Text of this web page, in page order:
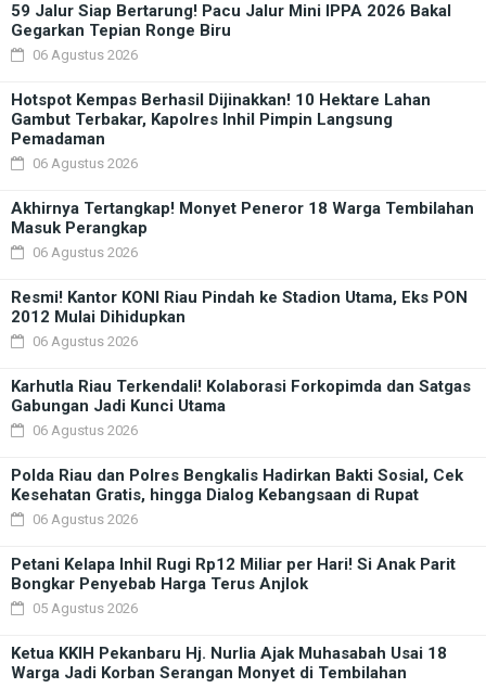
59 Jalur Siap Bertarung! Pacu Jalur Mini IPPA 2026 Bakal
Gegarkan Tepian Ronge Biru
06 Agustus 2026
Hotspot Kempas Berhasil Dijinakkan! 10 Hektare Lahan
Gambut Terbakar, Kapolres Inhil Pimpin Langsung
Pemadaman
06 Agustus 2026
Akhirnya Tertangkap! Monyet Peneror 18 Warga Tembilahan
Masuk Perangkap
06 Agustus 2026
Resmi! Kantor KONI Riau Pindah ke Stadion Utama, Eks PON
2012 Mulai Dihidupkan
06 Agustus 2026
Karhutla Riau Terkendali! Kolaborasi Forkopimda dan Satgas
Gabungan Jadi Kunci Utama
06 Agustus 2026
Polda Riau dan Polres Bengkalis Hadirkan Bakti Sosial, Cek
Kesehatan Gratis, hingga Dialog Kebangsaan di Rupat
06 Agustus 2026
Petani Kelapa Inhil Rugi Rp12 Miliar per Hari! Si Anak Parit
Bongkar Penyebab Harga Terus Anjlok
05 Agustus 2026
Ketua KKIH Pekanbaru Hj. Nurlia Ajak Muhasabah Usai 18
Warga Jadi Korban Serangan Monyet di Tembilahan